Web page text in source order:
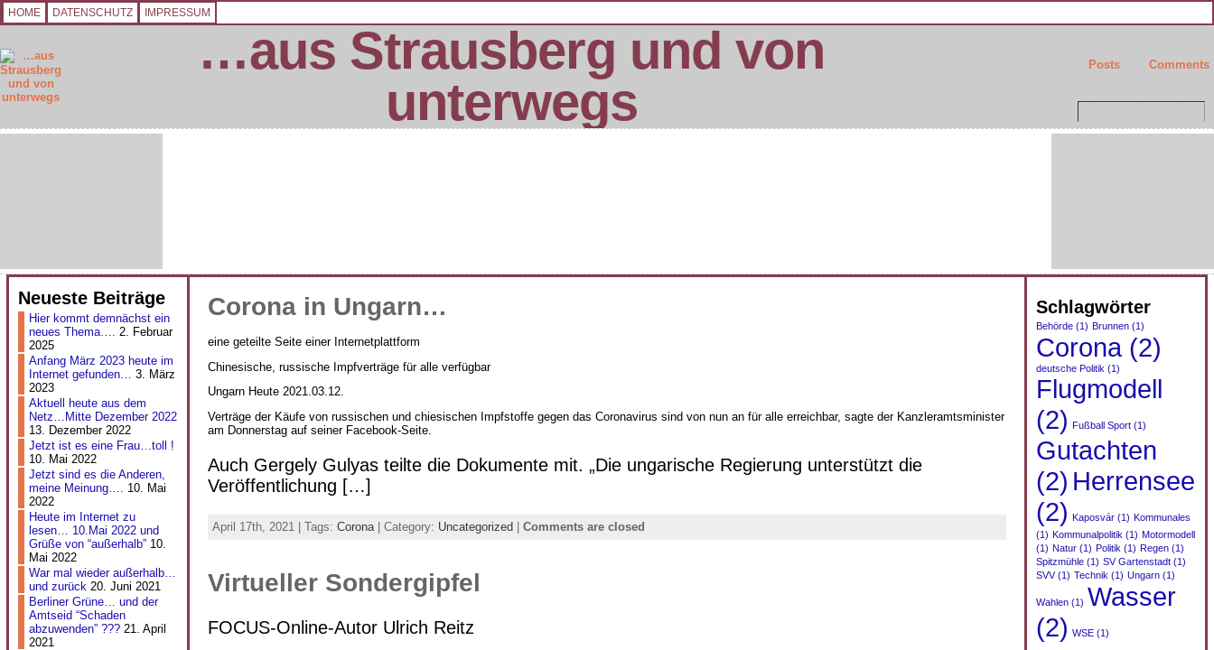
HOME DATENSCHUTZ IMPRESSUM
…aus Strausberg und von
unterwegs
Comments
Posts
Neueste Beiträge
Hier kommt demnächst ein
neues Thema…. 2. Februar
2025
Anfang März 2023 heute im
Internet gefunden… 3. März
2023
Aktuell heute aus dem
Netz…Mitte Dezember 2022
13. Dezember 2022
Jetzt ist es eine Frau…toll !
10. Mai 2022
Jetzt sind es die Anderen,
meine Meinung…. 10. Mai
2022
Heute im Internet zu
lesen… 10.Mai 2022 und
Grüße von “außerhalb” 10.
Mai 2022
War mal wieder außerhalb…
und zurück 20. Juni 2021
Berliner Grüne… und der
Amtseid “Schaden
abzuwenden” ??? 21. April
2021
Corona in Ungarn…
eine geteilte Seite einer Internetplattform
Chinesische, russische Impfverträge für alle verfügbar
Ungarn Heute 2021.03.12.
Verträge der Käufe von russischen und chiesischen Impfstoffe gegen das Coronavirus sind von nun an für alle erreichbar, sagte der Kanzleramtsminister
am Donnerstag auf seiner Facebook-Seite.
Auch Gergely Gulyas teilte die Dokumente mit. „Die ungarische Regierung unterstützt die
Veröffentlichung […]
April 17th, 2021 | Tags: Corona| Category: Uncategorized Comments are closed
Virtueller Sondergipfel
FOCUS-Online-Autor Ulrich Reitz
Schlagwörter
Behörde(1) Brunnen(1)
Corona(2)
deutsche Politik (1)
Flugmodell
(2) Fußball Sport(1)
Gutachten
(2) Herrensee
(2) Kaposvár(1) Kommunales
(1) Kommunalpolitik (1) Motormodell
(1) Natur(1) Politik (1) Regen(1)
Spitzmühle(1) SV Gartenstadt(1)
SVV(1) Technik (1) Ungarn(1)
Wahlen(1) Wasser
(2) WSE(1)